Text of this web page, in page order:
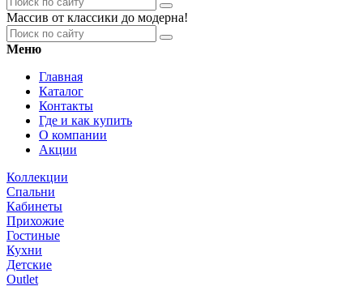
Массив от классики до модерна!
Меню
Главная
Каталог
Контакты
Где и как купить
О компании
Акции
Коллекции
Спальни
Кабинеты
Прихожие
Гостиные
Кухни
Детские
Outlet